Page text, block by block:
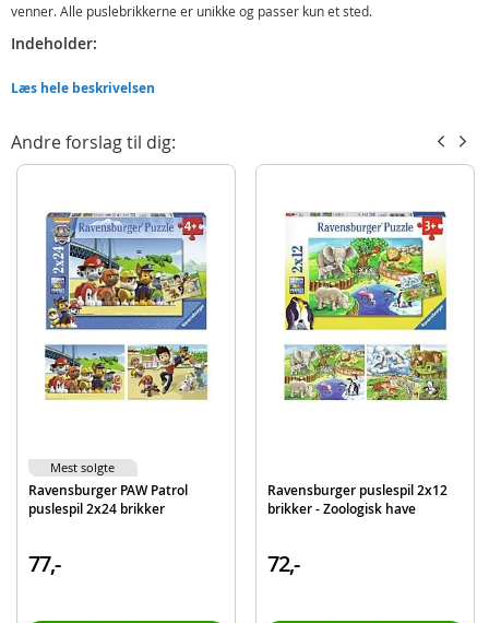
venner. Alle puslebrikkerne er unikke og passer kun et sted.
Indeholder:
Mål færdig: ca. 18 x 26 cm
Antal brikker: 2x24
Produktdetaljer
Model
4005556057290
Mærke Ravensburger
Læs hele beskrivelsen
Andre forslag til dig:
Ravensburger PAW Patrol
puslespil 2x24 brikker
77,-
Mest solgte
Ravensburger puslespil 2x12
brikker - Zoologisk have
72,-